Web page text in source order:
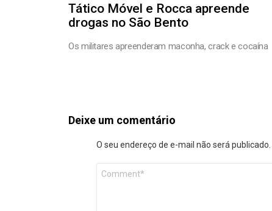
Tático Móvel e Rocca apreende
drogas no São Bento
Os militares apreenderam maconha, crack e cocaína
Deixe um comentário
O seu endereço de e-mail não será publicado.